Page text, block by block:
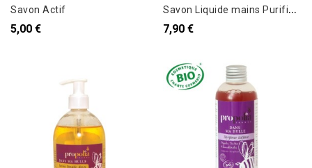
Savon Actif
5,00 €
S
avon Liquide mains Purifiant propolis et romarin
7,90 €